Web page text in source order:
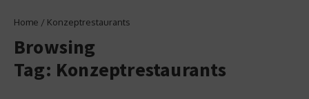
Home / Konzeptrestaurants
Browsing
Tag: Konzeptrestaurants